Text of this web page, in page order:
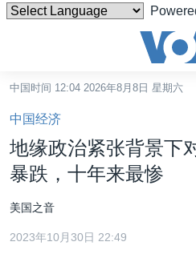
碍
链
接
跳
转
内
容
中国
中国时间 12:04 2026年8月8日 星期六
中国经济
地缘政治紧张背景下
暴跌，十年来最惨
美国之音
2023年10月30日 22:49